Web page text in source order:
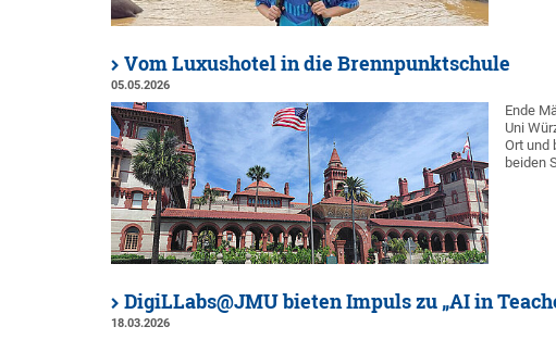
Vom Luxushotel in die Brennpunktschule
05.05.2026
Ende
Uni
Ort und
beiden
DigiLLabs@JMU bieten Impuls zu „AI in
18.03.2026